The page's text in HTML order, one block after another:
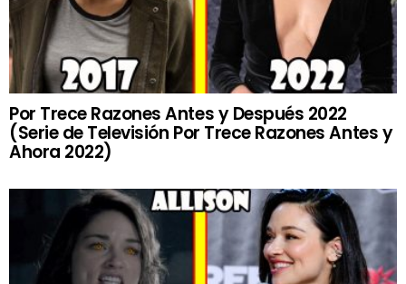
Por Trece Razones Antes y Después 2022
(Serie de Televisión Por Trece Razones Antes y
Ahora 2022)